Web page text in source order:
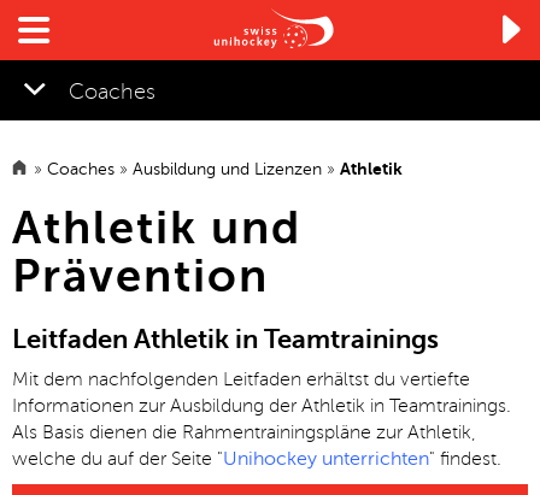

Coaches
» Coaches » Ausbildung und Lizenzen » Athletik
Athletik und
Prävention
Leitfaden Athletik in Teamtrainings
Mit dem nachfolgenden Leitfaden erhältst du vertiefte
Informationen zur Ausbildung der Athletik in Teamtrainings.
Als Basis dienen die Rahmentrainingspläne zur Athletik,
welche du auf der Seite "Unihockey unterrichten" findest.